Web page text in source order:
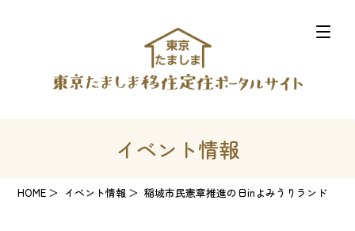
イベント情報
HOME イベント情報 稲城市民憲章推進の日inよみうりランド